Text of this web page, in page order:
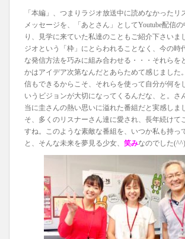
「本編」、つまりラジオ放送中に読めなかったリ
メッセージを、「あとさん」としてYoutube配信
り、見学に来ていた私達のこともご紹介下さいま
ジオという「枠」にとらわれることなく、今の時
な発信方法を巧みに組み合わせる・・・それらを
かはアイデア次第なんだとあらためて感じました
信もできるからこそ、それらを使って自分が何を
いうビジョンが大切になってくるんだな、と。さ
当に圭さんの熱い思いに溢れた番組だと実感しま
そ、多くのリスナーさん達に愛され、長年続けて
すね。このような素敵な番組を、いつか私も持っ
と、そんな未来を夢見る少女、 笑みなのでした(^^)